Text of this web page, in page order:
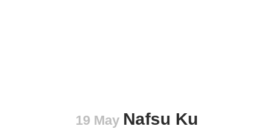
19 May Nafsu Ku